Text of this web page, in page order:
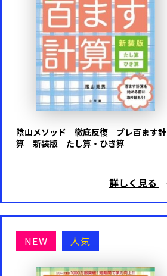
陰山メソッド 徹底反復 プレ百ます計
算 新装版 たし算・ひき算
詳しく見る
NEW 人気